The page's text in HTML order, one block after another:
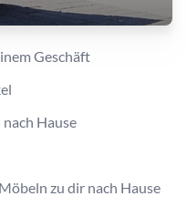
Geschäft
Hause
zu dir nach Hause